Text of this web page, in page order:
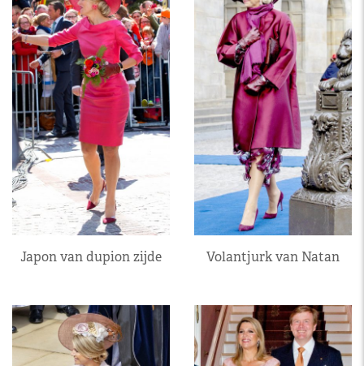
Japon van dupion zijde Volantjurk van Natan